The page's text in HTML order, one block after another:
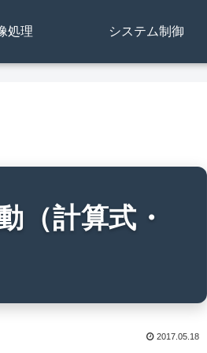
処理 システム制御
（計算式・
2017.05.18